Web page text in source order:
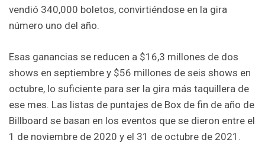
vendió 340,000 boletos, convirtiéndose en la gira
número uno del año.
Esas ganancias se reducen a $16,3 millones de dos
shows en septiembre y $56 millones de seis shows en
octubre, lo suficiente para ser la gira más taquillera de
ese mes. Las listas de puntajes de Box de fin de año de
Billboard se basan en los eventos que se dieron entre el
1 de noviembre de 2020 y el 31 de octubre de 2021.